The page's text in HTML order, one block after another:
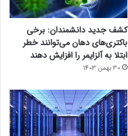
کشف جدید دانشمندان: برخی
باکتری‌های دهان می‌توانند خطر
ابتلا به آلزایمر را افزایش دهند
30 بهمن 1403